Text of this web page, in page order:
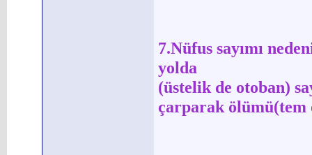
7.Nüfus sayımı
yolda
(üstelik de otoban)
çarparak ölümü(tem